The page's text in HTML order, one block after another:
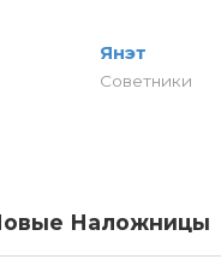
Янэт
Советники
Наложницы